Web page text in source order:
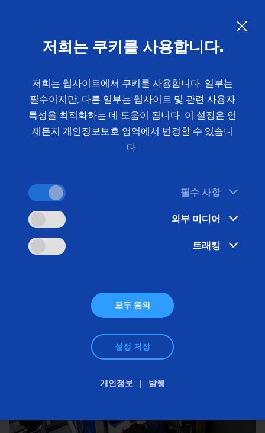
터보차저 샤프트
드라이브 샤프트
스프로킷
스프로킷(생산 시스템)
저희는 쿠키를 사용합니다.
저희는 웹사이트에서 쿠키를 사용합니다. 일부는
필수이지만, 다른 일부는 웹사이트 및 관련 사용자
특성을 최적화하는 데 도움이 됩니다. 이 설정은 언
제든지 개인정보보호 영역에서 변경할 수 있습니
다.
필수 사항
외부 미디어
트래킹
모두 동의
설정 저장
개인정보 발행